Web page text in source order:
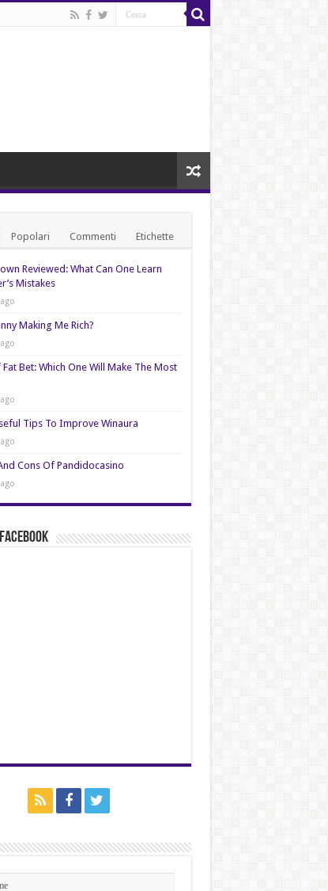
Popolari Commenti Etichette
Reviewed: What Can One Learn
Mistakes
Making Me Rich?
Bet: Which One Will Make The Most
Tips To Improve Winaura
Cons Of Pandidocasino